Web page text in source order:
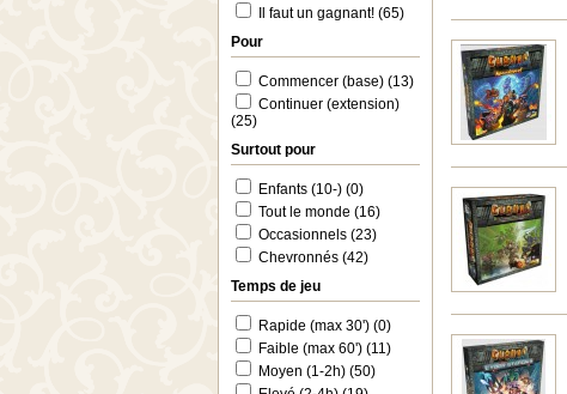
Il faut un gagnant! (65)
Pour
Commencer (base) (13)
Continuer (extension)
(25)
Surtout pour
Enfants (10-) (0)
Tout le monde (16)
Occasionnels (23)
Chevronnés (42)
Temps de jeu
Rapide (max 30') (0)
Faible (max 60') (11)
Moyen (1-2h) (50)